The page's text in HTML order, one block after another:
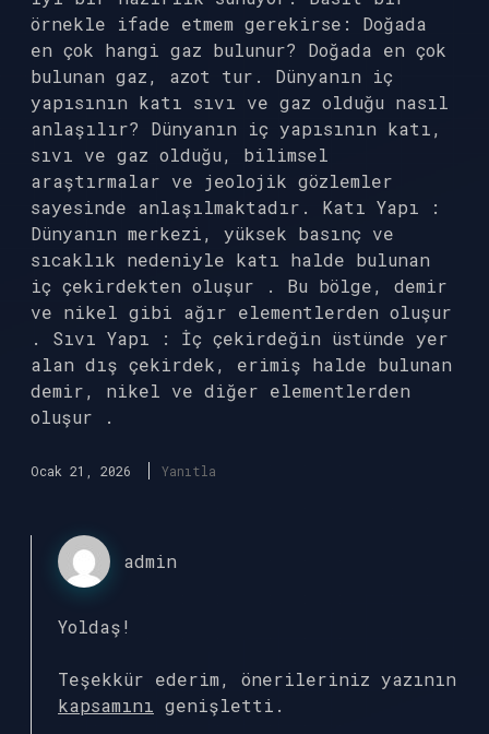
örnekle ifade etmem gerekirse: Doğada
en çok hangi gaz bulunur? Doğada en çok
bulunan gaz, azot tur. Dünyanın iç
yapısının katı sıvı ve gaz olduğu nasıl
anlaşılır? Dünyanın iç yapısının katı,
sıvı ve gaz olduğu, bilimsel
araştırmalar ve jeolojik gözlemler
sayesinde anlaşılmaktadır. Katı Yapı :
Dünyanın merkezi, yüksek basınç ve
sıcaklık nedeniyle katı halde bulunan
iç çekirdekten oluşur . Bu bölge, demir
ve nikel gibi ağır elementlerden oluşur
. Sıvı Yapı : İç çekirdeğin üstünde yer
alan dış çekirdek, erimiş halde bulunan
demir, nikel ve diğer elementlerden
oluşur .
Ocak 21, 2026 Yanıtla
admin
Yoldaş!
Teşekkür ederim, önerileriniz yazının
kapsamını genişletti.